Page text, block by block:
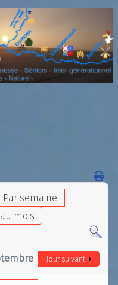
Par semaine
mois
Jour suivant